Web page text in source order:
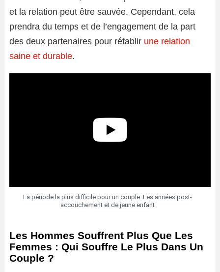
et la relation peut être sauvée. Cependant, cela
prendra du temps et de l’engagement de la part
des deux partenaires pour rétablir une relation
saine et durable.
La période la plus difficile pour un couple: Les années post-
accouchement et de jeune enfant
Les Hommes Souffrent Plus Que Les
Femmes : Qui Souffre Le Plus Dans Un
Couple ?